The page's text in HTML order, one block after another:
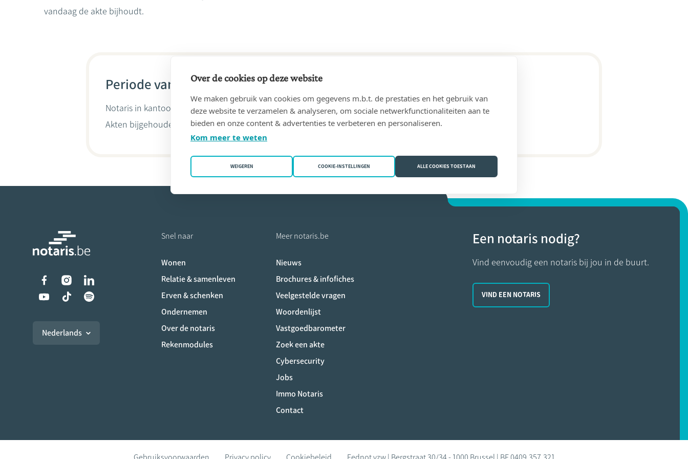
vandaag de akte bijhoudt.
Periode van 10/04/1952 tot 12/06/1989
Notaris in kantoor ROOMAN, Raymond(3000 Leuven)
Akten bijgehouden doorLauranne Rooman
Liens vers les réseaux sociaux
Nederlands
Snel naar
Wonen
Relatie & samenleven
Erven & schenken
Ondernemen
Over de notaris
Rekenmodules
Meer notaris.be
Nieuws
Brochures & infofiches
Veelgestelde vragen
Woordenlijst
Vastgoedbarometer
Zoek een akte
Cybersecurity
Jobs
Immo Notaris
Contact
Een notaris nodig?
Vind eenvoudig een notaris bij jou in de buurt.
VIND EEN NOTARIS
Over de cookies op deze website
We maken gebruik van cookies om gegevens m.b.t. de prestaties en het gebruik van
deze website te verzamelen & analyseren, om sociale netwerkfunctionaliteiten aan te
bieden en onze content & advertenties te verbeteren en personaliseren.
Kom meer te weten
WEIGEREN COOKIE-INSTELLINGEN ALLE COOKIES TOESTAAN